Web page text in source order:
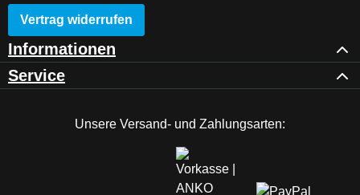
Vertrag widerrufen
Informationen
Service
Unsere Versand- und Zahlungsarten: